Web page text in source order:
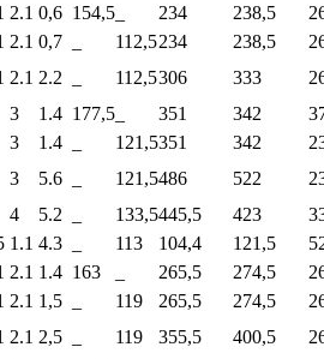
2.1 0,6 154,5 234 238,5
2.1 0,7 112,5234 238,5
2.1 2.2 112,5306 333
3 1.4 177,5 351 342
3 1.4 121,5351 342
3 5.6 121,5486 522
4 5.2 133,5445,5 423
1.1 4.3 113 104,4 121,5
2.1 1.4 163 265,5 274,5
2.1 1,5 119 265,5 274,5
2.1 2,5 119 355,5 400,5